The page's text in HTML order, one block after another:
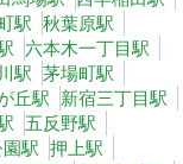
駅 秋葉原駅
六本木一丁目駅
駅 茅場町駅
丘駅 新宿三丁目駅
五反野駅
駅 押上駅